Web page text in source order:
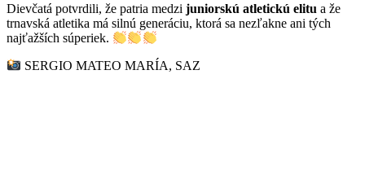
Dievčatá potvrdili, že patria medzi juniorskú atletickú elitu a že
trnavská atletika má silnú generáciu, ktorá sa nezľakne ani tých
najťažších súperiek.
SERGIO MATEO MARÍA, SAZ